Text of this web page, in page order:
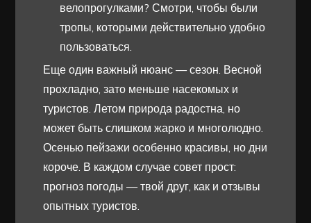
велопрогулками? Смотри, чтобы были
тропы, которыми действительно удобно
пользоваться.
Еще один важный нюанс — сезон. Весной
прохладно, зато меньше насекомых и
туристов. Летом природа радостна, но
может быть слишком жарко и многолюдно.
Осенью пейзажи особенно красивы, но дни
короче. В каждом случае совет прост:
прогноз погоды — твой друг, как и отзывы
опытных туристов.